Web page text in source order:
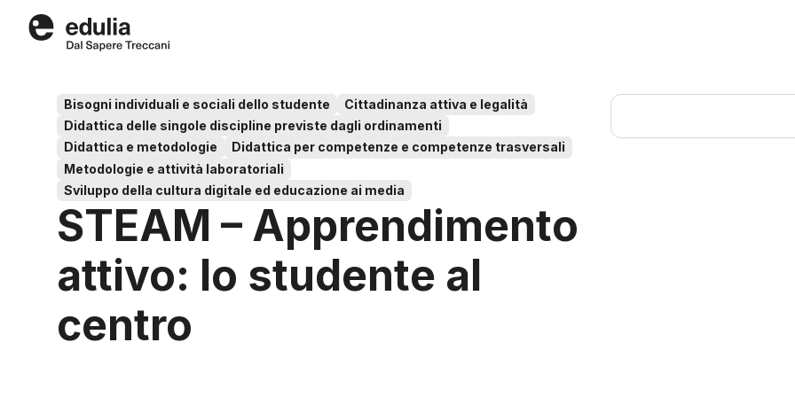
Edulia
Bisogni individuali e sociali dello studente
Cittadinanza attiva e legalità
Didattica delle singole discipline previste dagli ordinamenti
Didattica e metodologie
Didattica per competenze e competenze trasversali
Metodologie e attività laboratoriali
Sviluppo della cultura digitale ed educazione ai media
STEAM – Apprendimento
attivo: lo studente al
centro